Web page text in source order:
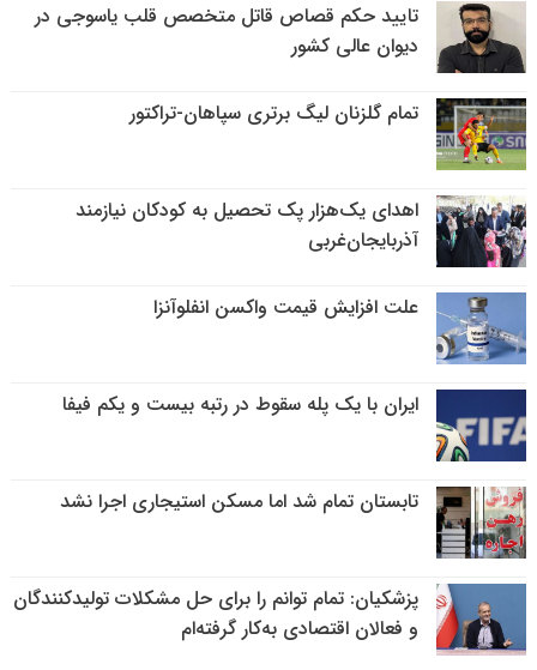
تایید حکم قصاص قاتل متخصص قلب یاسوجی در
دیوان عالی کشور
تمام گلزنان لیگ‌ برتری سپاهان-تراکتور
اهدای یک‌هزار پک تحصیل به کودکان نیازمند
آذربایجان‌غربی
علت افزایش قیمت واکسن انفلوآنزا
ایران با یک پله سقوط در رتبه بیست و یکم فیفا
تابستان تمام شد اما مسکن استیجاری اجرا نشد
پزشکیان: تمام توانم را برای حل مشکلات تولیدکنندگان
و فعالان اقتصادی به‌کار گرفته‌ام